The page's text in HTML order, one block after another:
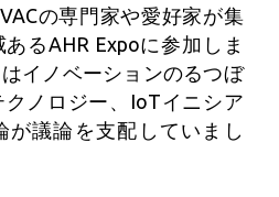
の専門家や愛好家が集
るAHR Expoに参加しま
イノベーションのるつぼ
ノロジー、IoTイニシア
が議論を支配していまし